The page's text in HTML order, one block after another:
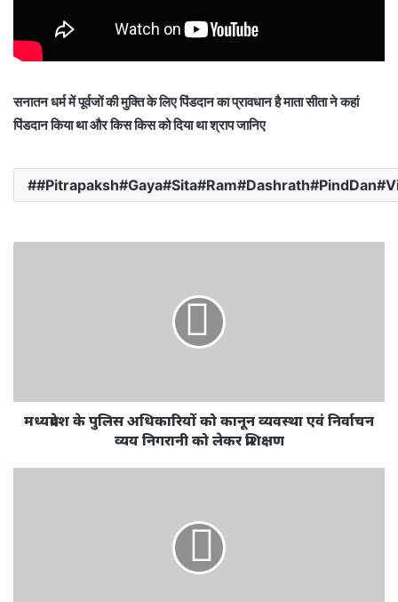
सनातन धर्म में पूर्वजों की मुक्ति के लिए पिंडदान का प्रावधान है माता सीता ने कहां
पिंडदान किया था और किस किस को दिया था श्राप जानिए
मध्यप्रदेश के पुलिस अधिकारियों को कानून व्यवस्था एवं निर्वाचन
व्यय निगरानी को लेकर प्रशिक्षण